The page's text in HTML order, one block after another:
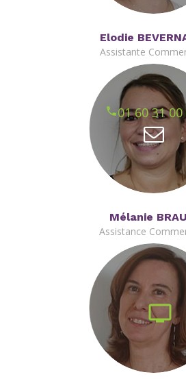
Elodie
Assistante
01 60 31 00
Mélanie
Assistance